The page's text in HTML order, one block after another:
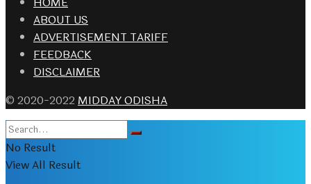
ABOUT US
ADVERTISEMENT TARIFF
FEEDBACK
DISCLAIMER
© 2020-2022 MIDDAY ODISHA
No Result
View All Result